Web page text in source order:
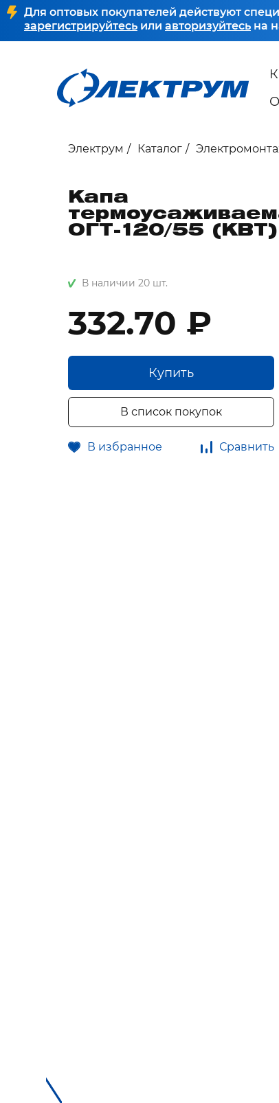
Для оптовых покупателей действуют
зарегистрируйтесь или авторизуйтесь на
Электрум Каталог
Капа
ОГТ-120/55 (КВТ)
В наличии 20 шт.
332.70 ₽
Купить
В список покупок
В избранное Сравнить